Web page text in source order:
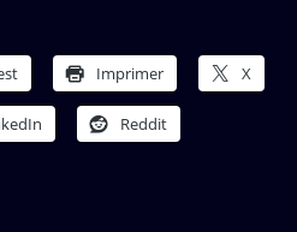
Imprimer X
Reddit